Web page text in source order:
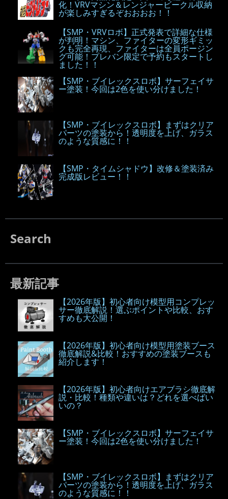
化！VRVマシン＆レンジャービークル収納
が楽しみすぎるぞおおおお！！
【SMP・VRVロボ】正式発表で詳細な仕様
が判明！マシン、ファイターの変形ギミッ
クも完全再現、ファイターは全員ポージン
グ可能！プレバン限定で予約もスタートし
ました！！
【SMP・ブイレックスロボ】サーフェイサ
ー塗装！今回は2色を使い分けました！
【SMP・ブイレックスロボ】まずはクリア
パーツの塗装から！透明度を上げ、ガラス
のような質感に！！
【SMP・タイムシャドウ】改修＆塗装済み
完成版レビュー！！
Search
最新記事
【2026年版】初心者向け模型用コンプレッ
サー徹底解説！選ぶポイントや比較、おす
すめも大公開！
【2026年版】初心者向け模型用塗装ブース
徹底解説&比較！おすすめの塗装ブースも
紹介します！
【2026年版】初心者向けエアブラシ徹底解
説・比較！種類や違いは？どれを選べばい
いの？
【SMP・ブイレックスロボ】サーフェイサ
ー塗装！今回は2色を使い分けました！
【SMP・ブイレックスロボ】まずはクリア
パーツの塗装から！透明度を上げ、ガラス
のような質感に！！